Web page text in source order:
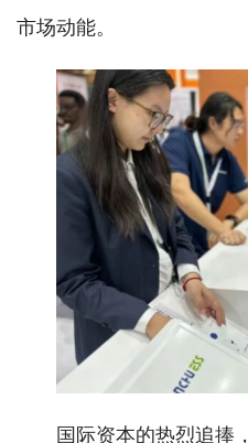
市场动能。
国际资本的热烈追捧